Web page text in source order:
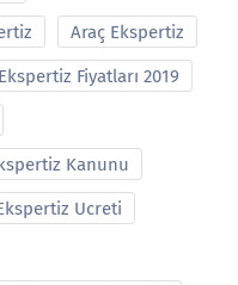
Araç Ekspertiz
Fiyatları 2019
Kanunu
Ucreti